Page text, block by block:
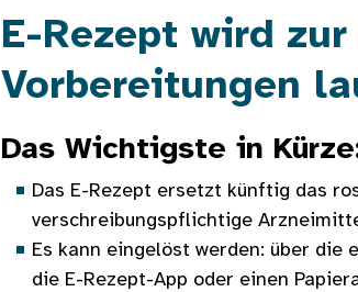
E-Rezept wird
Vorbereitungen
Das Wichtigste in
Das E-Rezept ersetzt künftig das
verschreibungspflichtige
Es kann eingelöst werden: über die
die E-Rezept-App oder einen